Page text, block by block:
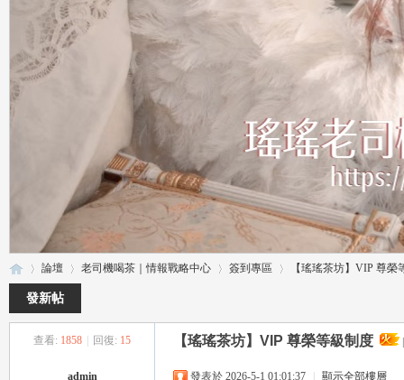
論壇
›
老司機喝茶｜情報戰略中心
›
簽到專區
›
【瑤瑤茶坊】VIP 尊榮
發新帖
查看: 1858 回復: 15 【瑤瑤茶坊】VIP 尊榮等級制度
admin 發表於 2026-5-1 01:01:37 顯示全部樓層